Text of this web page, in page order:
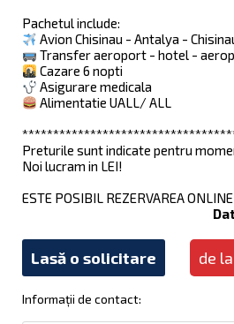
Pachetul include:
Avion Chisinau - Antalya -
Transfer aeroport - hotel -
Cazare 6 nopti
Asigurare medicala
Alimentatie UALL/ ALL
Preturile sunt indicate pentru
Noi lucram in LEI!
ESTE POSIBIL REZERVAREA
Lasă o solicitare de
Informații de contact: